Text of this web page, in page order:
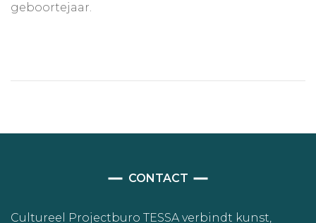
geboortejaar.
CONTACT
Cultureel Projectburo TESSA verbindt kunst,